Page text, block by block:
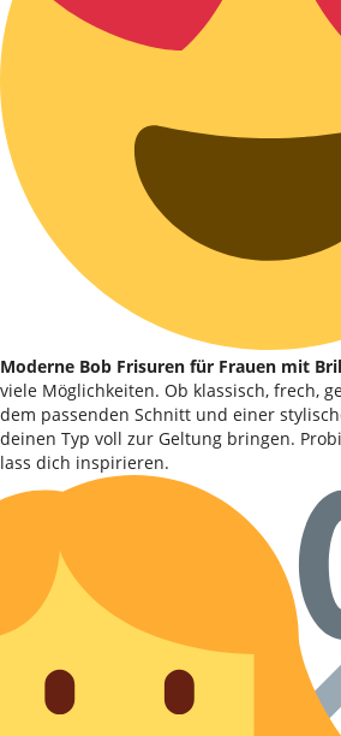
Moderne Bob Frisuren für Frauen mit
viele Möglichkeiten. Ob klassisch, frech,
dem passenden Schnitt und einer
deinen Typ voll zur Geltung bringen.
lass dich inspirieren.